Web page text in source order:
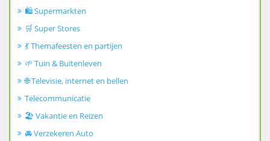
🛍️ Supermarkten
🛒 Super Stores
💃 Themafeesten en partijen
🌱 Tuin & Buitenleven
🌐 Televisie, internet en bellen
Telecommunicatie
🏖️ Vakantie en Reizen
🚘 Verzekeren Auto